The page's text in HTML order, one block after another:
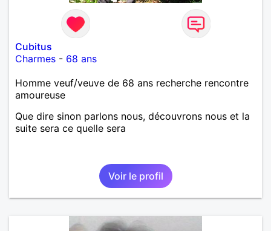
Cubitus
Charmes - 68 ans
Homme veuf/veuve de 68 ans recherche rencontre
amoureuse
Que dire sinon parlons nous, découvrons nous et la
suite sera ce quelle sera
Voir le profil